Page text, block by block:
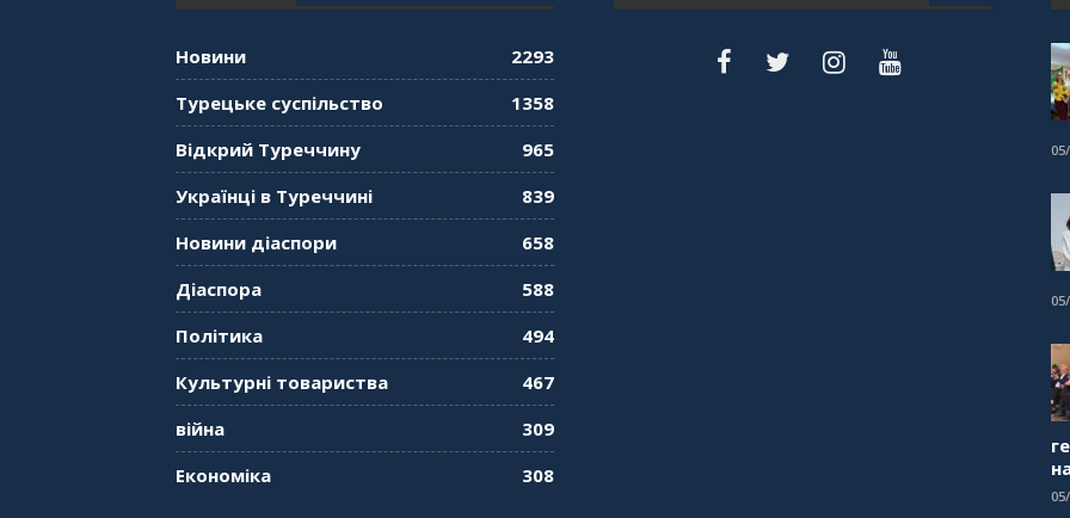
Новини
2293
Турецьке суспільство
1358
Відкрий Туреччину
965
Українці в Туреччині
839
Новини діаспори
658
Діаспора
588
Політика
494
Культурні товариства
467
війна
309
Економіка
308